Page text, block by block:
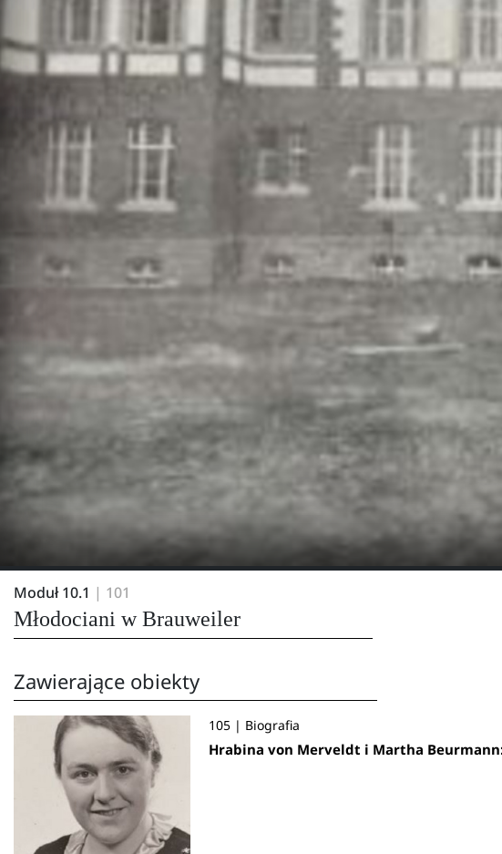
Moduł 10.1 | 101
Młodociani w Brauweiler
Zawierające obiekty
105 | Biografia
Hrabina von Merveldt i Martha